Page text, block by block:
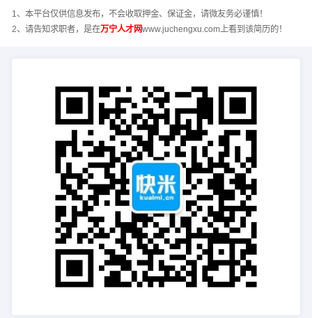
1、本平台仅供信息发布，不会收取押金、保证金，请微友务必谨慎！
2、请告知求职者，是在万宁人才网www.juchengxu.com上看到该简历的！